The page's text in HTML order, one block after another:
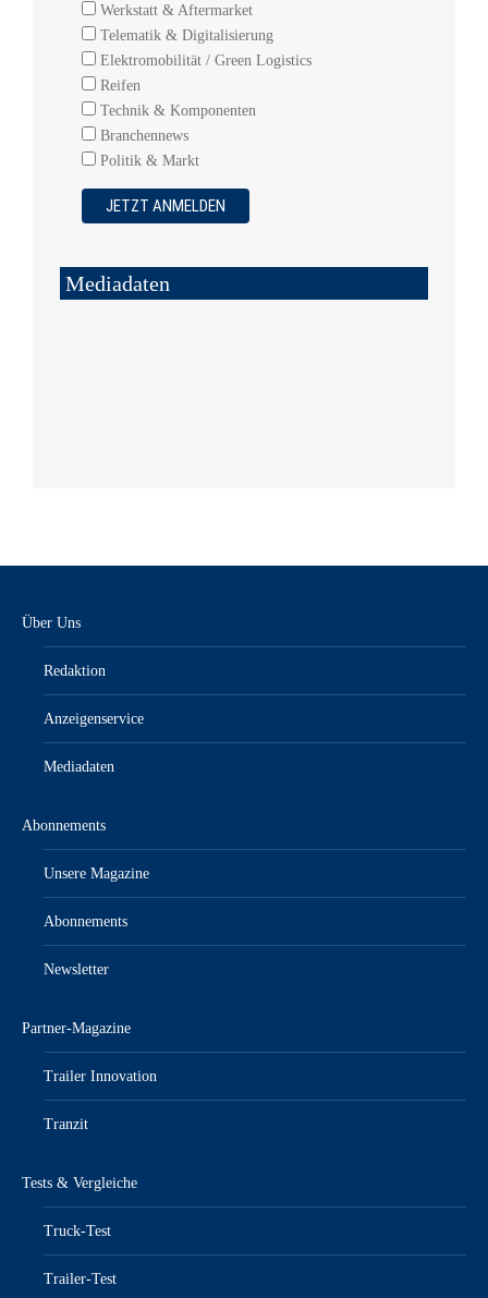
Werkstatt & Aftermarket
Telematik & Digitalisierung
Elektromobilität / Green Logistics
Reifen
Technik & Komponenten
Branchennews
Politik & Markt
Mediadaten
Über Uns
Redaktion
Anzeigenservice
Mediadaten
Abonnements
Unsere Magazine
Abonnements
Newsletter
Partner-Magazine
Trailer Innovation
Tranzit
Tests & Vergleiche
Truck-Test
Trailer-Test